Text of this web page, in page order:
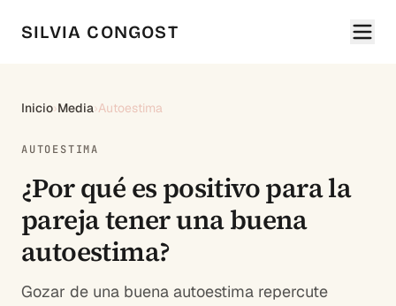
SILVIA CONGOST
Inicio›Media›Autoestima
AUTOESTIMA
¿Por qué es positivo para la
pareja tener una buena
autoestima?
Gozar de una buena autoestima repercute